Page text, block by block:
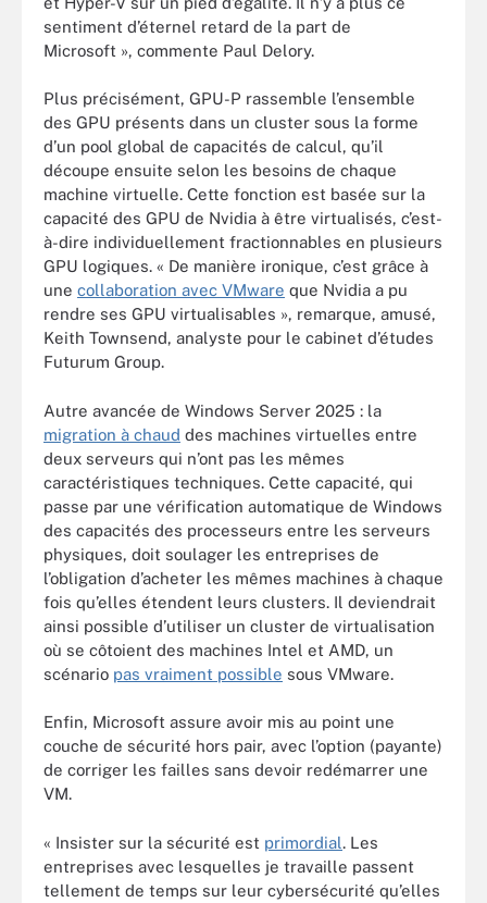
sentiment d’éternel retard de la part de
Microsoft », commente Paul Delory.
Plus précisément, GPU-P rassemble l’ensemble
des GPU présents dans un cluster sous la forme
d’un pool global de capacités de calcul, qu’il
découpe ensuite selon les besoins de chaque
machine virtuelle. Cette fonction est basée sur la
capacité des GPU de Nvidia à être virtualisés, c’est-
à-dire individuellement fractionnables en plusieurs
GPU logiques. « De manière ironique, c’est grâce à
une collaboration avec VMware que Nvidia a pu
rendre ses GPU virtualisables », remarque, amusé,
Keith Townsend, analyste pour le cabinet d’études
Futurum Group.
Autre avancée de Windows Server 2025 : la
migration à chaud des machines virtuelles entre
deux serveurs qui n’ont pas les mêmes
caractéristiques techniques. Cette capacité, qui
passe par une vérification automatique de Windows
des capacités des processeurs entre les serveurs
physiques, doit soulager les entreprises de
l’obligation d’acheter les mêmes machines à chaque
fois qu’elles étendent leurs clusters. Il deviendrait
ainsi possible d’utiliser un cluster de virtualisation
où se côtoient des machines Intel et AMD, un
scénario pas vraiment possible sous VMware.
Enfin, Microsoft assure avoir mis au point une
couche de sécurité hors pair, avec l’option (payante)
de corriger les failles sans devoir redémarrer une
VM.
« Insister sur la sécurité est primordial. Les
entreprises avec lesquelles je travaille passent
tellement de temps sur leur cybersécurité qu’elles